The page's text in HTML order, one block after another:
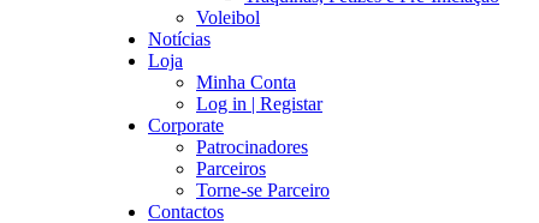
Voleibol
Notícias
Loja
Minha Conta
Log in | Registar
Corporate
Patrocinadores
Parceiros
Torne-se Parceiro
Contactos